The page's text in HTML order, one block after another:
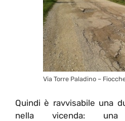
Via Torre Paladino –
Quindi è ravvisabile una
nella vicenda: